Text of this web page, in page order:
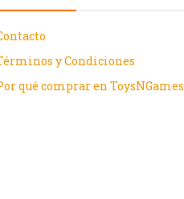
y Condiciones
qué comprar en ToysNGames